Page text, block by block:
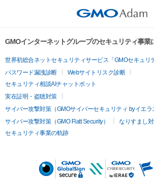
GMOインターネットグループのセキュリティ事業
世界初総合ネットセキュリティサービス「GMOセキュリ
パスワード漏洩診断
Webサイトリスク診断
セキュリティ相談AIチャットボット
実在証明・盗聴対策
サイバー攻撃対策（GMOサイバーセキュリティ byイエラ
サイバー攻撃対策（GMO Flatt Security）
なりすまし
セキュリティ事業の軌跡